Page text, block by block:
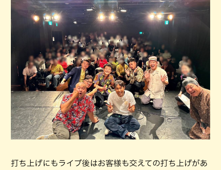
打ち上げにもライブ後はお客様も交えての打ち上げがあ